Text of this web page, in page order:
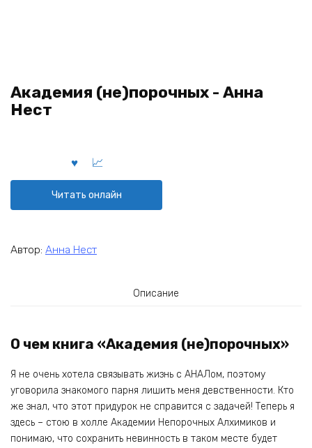
Академия (не)порочных - Анна
Нест
Читать онлайн
Автор: Анна Нест
Описание
О чем книга «Академия (не)порочных»
Я не очень хотела связывать жизнь с АНАЛом, поэтому
уговорила знакомого парня лишить меня девственности. Кто
же знал, что этот придурок не справится с задачей! Теперь я
здесь – стою в холле Академии Непорочных Алхимиков и
понимаю, что сохранить невинность в таком месте будет